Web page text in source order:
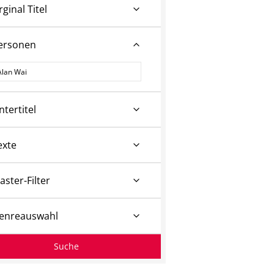
Titel
Filter
Suche